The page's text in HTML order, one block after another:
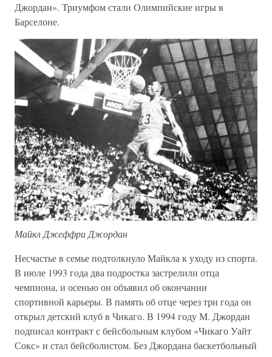
Джордан». Триумфом стали Олимпийские игры в
Барселоне.
Майкл Джеффри Джордан
Несчастье в семье подтолкнуло Майкла к уходу из спорта.
В июле 1993 года два подростка застрелили отца
чемпиона, и осенью он объявил об окончании
спортивной карьеры. В память об отце через три года он
открыл детский клуб в Чикаго. В 1994 году М. Джордан
подписал контракт с бейсбольным клубом «Чикаго Уайт
Сокс» и стал бейсболистом. Без Джордана баскетбольный